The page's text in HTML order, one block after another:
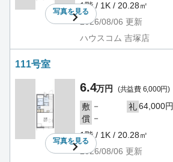
写真を見る
1階 / 1K / 20.28㎡
2026/08/06 更新
ハウスコム 吉塚店
111号室
写真を見る
6.4万円 (共益費 6,000円)
敷 － 礼64,000円
償 －
1階 / 1K / 20.28㎡
2026/08/06 更新